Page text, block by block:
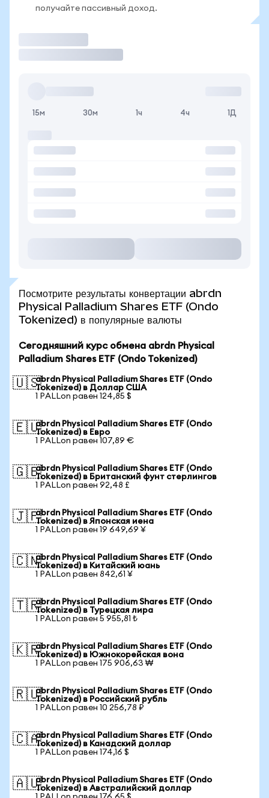
получайте пассивный доход.
15м 30м 1ч 4ч 1Д
Посмотрите результаты конвертации abrdn
Physical Palladium Shares ETF (Ondo
Tokenized) в популярные валюты
Сегодняшний курс обмена abrdn Physical
Palladium Shares ETF (Ondo Tokenized)
🇺🇸abrdn Physical Palladium Shares ETF (Ondo
Tokenized) в Доллар США
1 PALLon равен 124,85 $
🇪🇺abrdn Physical Palladium Shares ETF (Ondo
Tokenized) в Евро
1 PALLon равен 107,89 €
🇬🇧abrdn Physical Palladium Shares ETF (Ondo
Tokenized) в Британский фунт стерлингов
1 PALLon равен 92,48 £
🇯🇵abrdn Physical Palladium Shares ETF (Ondo
Tokenized) в Японская иена
1 PALLon равен 19 649,69 ¥
🇨🇳abrdn Physical Palladium Shares ETF (Ondo
Tokenized) в Китайский юань
1 PALLon равен 842,61 ¥
🇹🇷abrdn Physical Palladium Shares ETF (Ondo
Tokenized) в Турецкая лира
1 PALLon равен 5 955,81 ₺
🇰🇷abrdn Physical Palladium Shares ETF (Ondo
Tokenized) в Южнокорейская вона
1 PALLon равен 175 906,63 ₩
🇷🇺abrdn Physical Palladium Shares ETF (Ondo
Tokenized) в Российский рубль
1 PALLon равен 10 256,78 ₽
🇨🇦abrdn Physical Palladium Shares ETF (Ondo
Tokenized) в Канадский доллар
1 PALLon равен 174,16 $
🇦🇺abrdn Physical Palladium Shares ETF (Ondo
Tokenized) в Австралийский доллар